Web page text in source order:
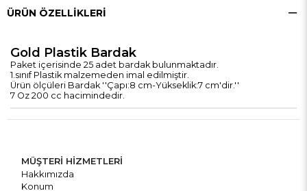
ÜRÜN ÖZELLIKLERI
Gold Plastik Bardak
Paket içerisinde 25 adet bardak bulunmaktadır.
1.sınıf Plastik malzemeden imal edilmiştir.
Ürün ölçüleri Bardak ''Çapı:8 cm-Yükseklik:7 cm'dir.''
7 Oz 200 cc hacimindedir.
MÜŞTERİ HİZMETLERİ
Hakkımızda
Konum